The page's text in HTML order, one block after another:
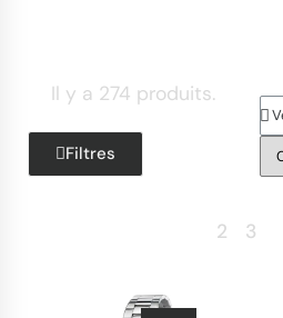
Il y a 274 produits.
Filtres
2 3